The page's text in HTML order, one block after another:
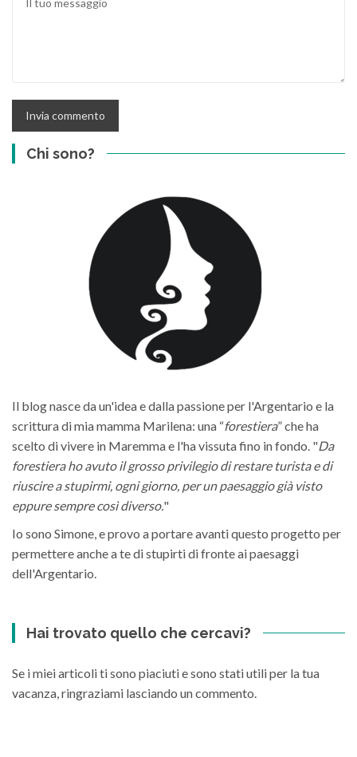
Chi sono?
Il blog nasce da un'idea e dalla passione per l'Argentario e la
scrittura di mia mamma Marilena: una “forestiera” che ha
scelto di vivere in Maremma e l'ha vissuta fino in fondo. "Da
forestiera ho avuto il grosso privilegio di restare turista e di
riuscire a stupirmi, ogni giorno, per un paesaggio già visto
eppure sempre così diverso."
Io sono Simone, e provo a portare avanti questo progetto per
permettere anche a te di stupirti di fronte ai paesaggi
dell'Argentario.
Hai trovato quello che cercavi?
Se i miei articoli ti sono piaciuti e sono stati utili per la tua
vacanza, ringraziami lasciando un commento.